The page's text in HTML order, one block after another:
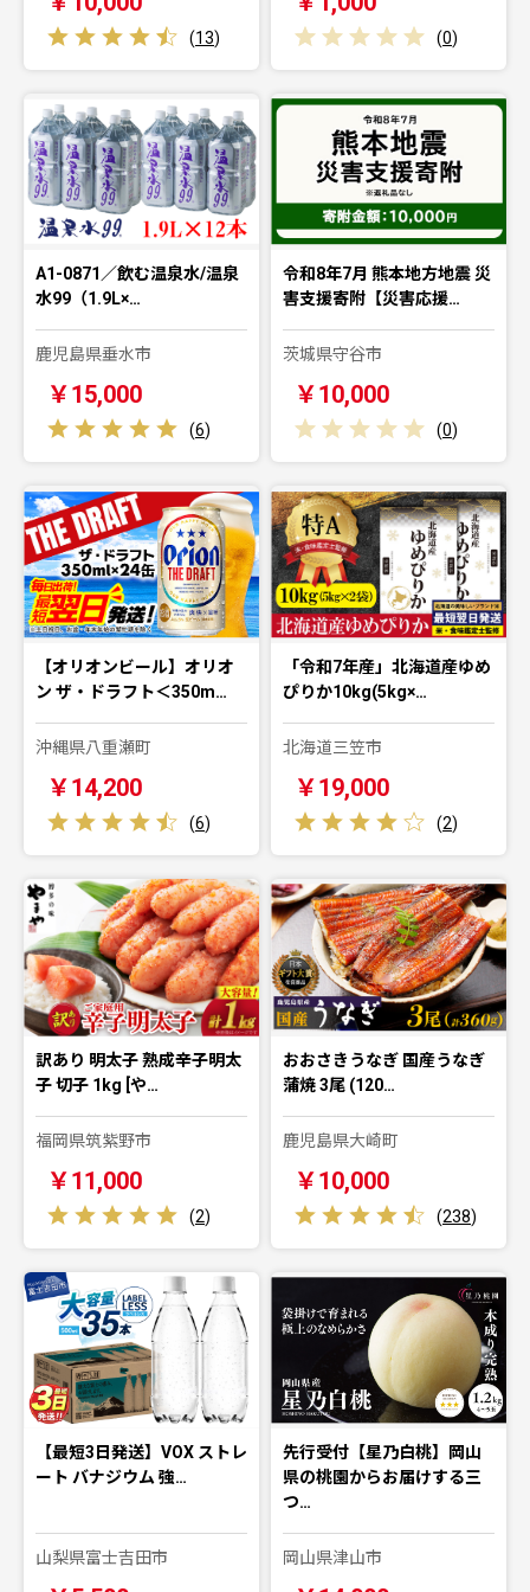
(13) (0)
A1-0871／飲む温泉水/温泉
水99（1.9L×…
鹿児島県垂水市
￥15,000
(6)
令和8年7月 熊本地方地震 災
害支援寄附【災害応援…
茨城県守谷市
￥10,000
(0)
【オリオンビール】オリオ
ン ザ・ドラフト＜350m…
沖縄県八重瀬町
￥14,200
(6)
「令和7年産」北海道産ゆめ
ぴりか10kg(5kg×…
北海道三笠市
￥19,000
(2)
訳あり 明太子 熟成辛子明太
子 切子 1kg [や…
福岡県筑紫野市
￥11,000
(2)
おおさきうなぎ 国産うなぎ
蒲焼 3尾 (120…
鹿児島県大崎町
￥10,000
(238)
【最短3日発送】VOX ストレ
ート バナジウム 強…
山梨県富士吉田市
先行受付【星乃白桃】岡山
県の桃園からお届けする三
つ…
岡山県津山市